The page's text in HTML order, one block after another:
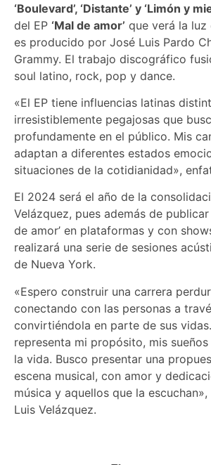
‘Boulevard’, ‘Distante’ y ‘Limón y
del EP ‘Mal de amor’ que verá la
es producido por José Luis Pardo
Grammy. El trabajo discográfico
soul latino, rock, pop y dance.
«El EP tiene influencias latinas
irresistiblemente pegajosas que
profundamente en el público. Mis
adaptan a diferentes estados
situaciones de la cotidianidad»,
El 2024 será el año de la
Velázquez, pues además de publicar
de amor’ en plataformas y con
realizará una serie de sesiones
de Nueva York.
«Espero construir una carrera
conectando con las personas a
convirtiéndola en parte de sus
representa mi propósito, mis
la vida. Busco presentar una
escena musical, con amor y
música y aquellos que la
Luis Velázquez.